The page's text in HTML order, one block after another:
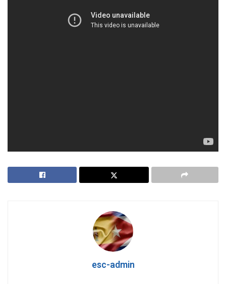
Tertulia entre El Canal del Hispano y Patricio Lons. En esta
oportunidad, se sube a la Nao del Almirante Lons, el canal
esc-admin